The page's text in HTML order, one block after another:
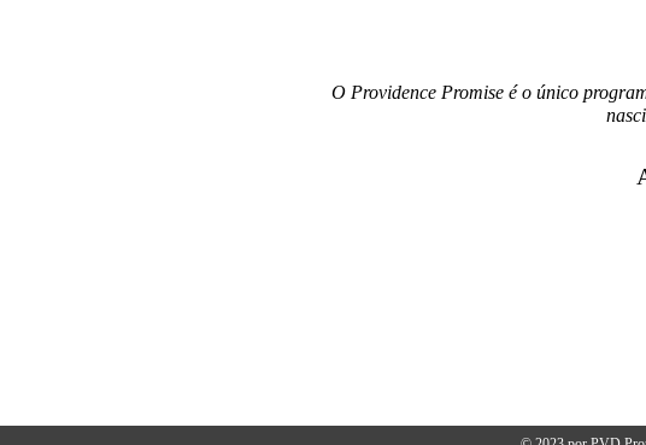
O Providence Promise é o único